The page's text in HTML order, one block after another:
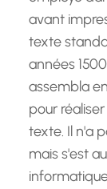
avant
texte
années
assembla
pour
texte. Il n'a
mais s'est